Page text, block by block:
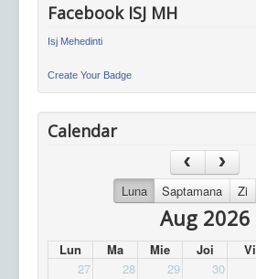
Facebook ISJ MH
Isj Mehedinti
Create Your Badge
Calendar
Luna Saptamana Zi
Aug 2026
Lun Ma Mie Joi Vi
27
28 29 30